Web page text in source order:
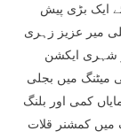
ایک بڑی پیش
میر عزیز زہری
شہری ایکشن
میٹنگ میں بجلی
کمی اور بلنگ
میں کمشنر قلات